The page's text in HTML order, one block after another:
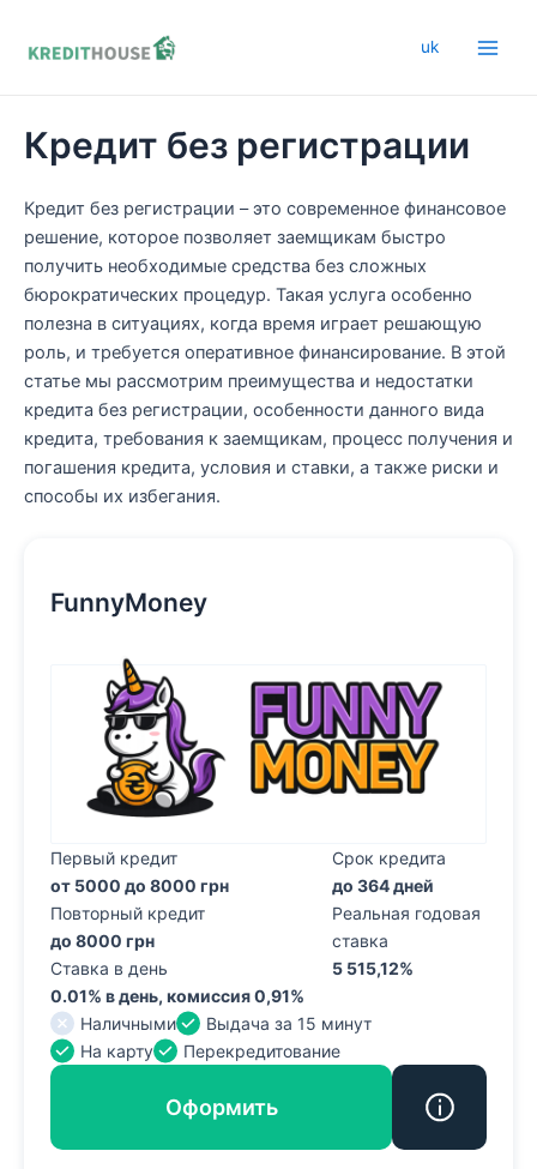
uk
Кредит без регистрации
Кредит без регистрации – это современное финансовое
решение, которое позволяет заемщикам быстро
получить необходимые средства без сложных
бюрократических процедур. Такая услуга особенно
полезна в ситуациях, когда время играет решающую
роль, и требуется оперативное финансирование. В этой
статье мы рассмотрим преимущества и недостатки
кредита без регистрации, особенности данного вида
кредита, требования к заемщикам, процесс получения и
погашения кредита, условия и ставки, а также риски и
способы их избегания.
FunnyMoney
Первый кредит
от 5000 до 8000 грн
Повторный кредит
до 8000 грн
Ставка в день
0.01% в день, комиссия 0,91%
Срок кредита
до 364 дней
Реальная годовая
ставка
5 515,12%
Наличными
Выдача за 15 минут
На карту
Перекредитование
Оформить